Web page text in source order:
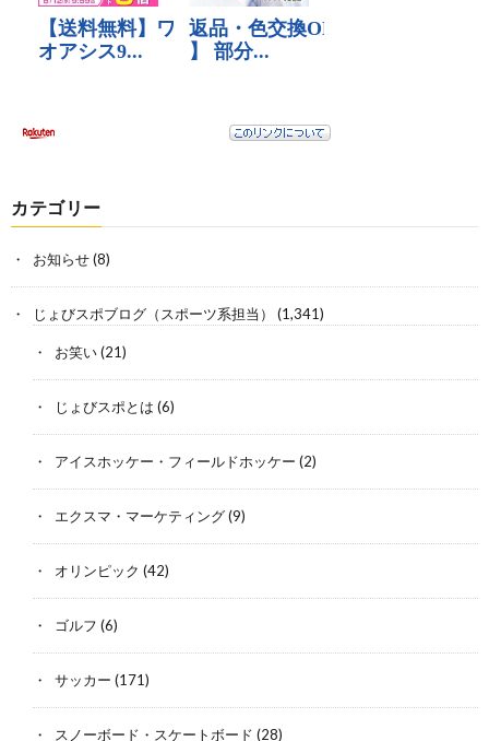
カテゴリー
お知らせ(8)
じょびスポブログ（スポーツ系担当） (1,341)
お笑い(21)
じょびスポとは (6)
アイスホッケー・フィールドホッケー (2)
エクスマ・マーケティング(9)
オリンピック (42)
ゴルフ (6)
サッカー (171)
スノーボード・スケートボード (28)